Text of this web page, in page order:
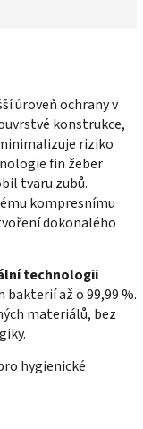
úroveň ochrany v
konstrukce,
riziko
fin žeber
tvaru zubů.
kompresnímu
dokonalého
technologii
bakterií až o 99,99 %.
materiálů, bez
hygienické